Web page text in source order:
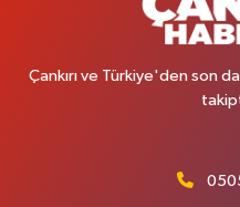
Çankırı ve Türkiye'den son